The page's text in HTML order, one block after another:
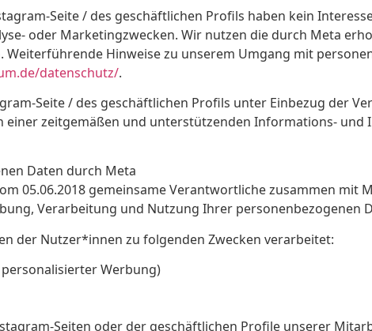
Seite / des geschäftlichen Profils haben kein
oder Marketingzwecken. Wir nutzen die durch Meta
Weiterführende Hinweise zu unserem Umgang mit
datenschutz/.
Seite / des geschäftlichen Profils unter Einbezug der
einer zeitgemäßen und unterstützenden Informations-
Daten durch Meta
05.06.2018 gemeinsame Verantwortliche zusammen
Verarbeitung und Nutzung Ihrer personenbezogenen
der Nutzer*innen zu folgenden Zwecken verarbeitet:
Werbung)
Seiten oder der geschäftlichen Profile unserer